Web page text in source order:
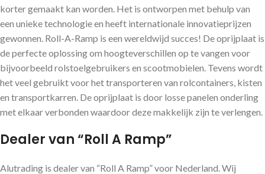
korter gemaakt kan worden. Het is ontworpen met behulp van
een unieke technologie en heeft internationale innovatieprijzen
gewonnen. Roll-A-Ramp is een wereldwijd succes! De oprijplaat is
de perfecte oplossing om hoogteverschillen op te vangen voor
bijvoorbeeld rolstoelgebruikers en scootmobielen. Tevens wordt
het veel gebruikt voor het transporteren van rolcontainers, kisten
en transportkarren. De oprijplaat is door losse panelen onderling
met elkaar verbonden waardoor deze makkelijk zijn te verlengen.
Dealer van “Roll A Ramp”
Alutrading is dealer van “Roll A Ramp” voor Nederland. Wij